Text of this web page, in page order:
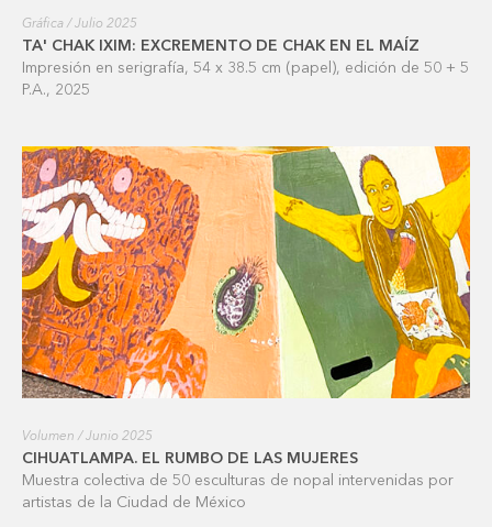
Gráfica / Julio 2025
TA' CHAK IXIM: EXCREMENTO DE CHAK EN EL MAÍZ
Impresión en serigrafía, 54 x 38.5 cm (papel), edición de 50 + 5
P.A., 2025
Volumen / Junio 2025
CIHUATLAMPA. EL RUMBO DE LAS MUJERES
Muestra colectiva de 50 esculturas de nopal intervenidas por
artistas de la Ciudad de México